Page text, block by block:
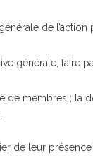
de
générale, faire
de membres ; la
de leur